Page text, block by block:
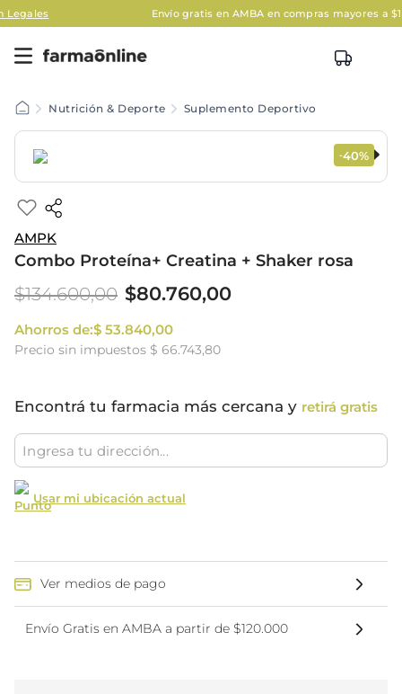
Envío gratis en AMBA en compras mayores a $120.000Aplican
Nutrición & Deporte Suplemento Deportivo
-40%
AMPK
Combo Proteína+ Creatina + Shaker rosa
$134.600,00 $80.760,00
Ahorros de:$ 53.840,00
Precio sin impuestos $ 66.743,80
Encontrá tu farmacia más cercana y retirá gratis
Usar mi ubicación actual
Ver medios de pago
Envío Gratis en AMBA a partir de $120.000